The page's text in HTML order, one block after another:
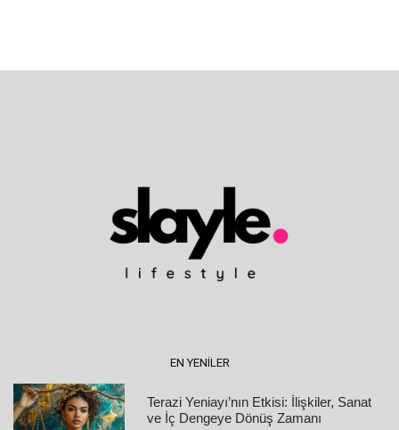
EN YENILER
Terazi Yeniayı’nın Etkisi: İlişkiler, Sanat
ve İç Dengeye Dönüş Zamanı